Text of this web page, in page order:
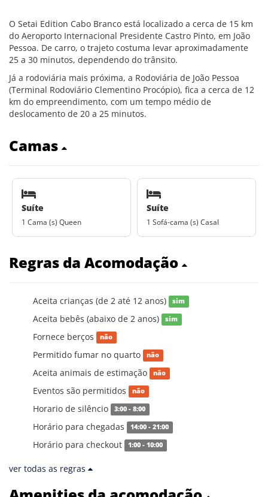
O Setai Edition Cabo Branco está localizado a cerca de 15 km
do Aeroporto Internacional Presidente Castro Pinto, em João
Pessoa. De carro, o trajeto costuma levar aproximadamente
25 a 30 minutos, dependendo do trânsito.
Já a rodoviária mais próxima, a Rodoviária de João Pessoa
(Terminal Rodoviário Clementino Procópio), fica a cerca de 12
km do empreendimento, com um tempo médio de
deslocamento de 20 a 25 minutos.
Camas
Suíte
1 Cama (s) Queen
Suíte
1 Sofá-cama (s) Casal
Regras da Acomodação
Aceita crianças (de 2 até 12 anos) sim
Aceita bebês (abaixo de 2 anos) sim
Fornece berços não
Permitido fumar no quarto não
Aceita animais de estimação não
Eventos são permitidos não
Horario de silêncio 3:00 - 8:00
Horário para chegadas 14:00 - 21:00
Horário para checkout 1:00 - 10:00
ver todas as regras